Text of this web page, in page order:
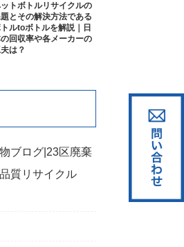
トボトルリサイクルの
とその解決方法である
ルtoボトルを解説｜日
回収率や各メーカーの
は？
ブログ|23区廃棄
質リサイクル